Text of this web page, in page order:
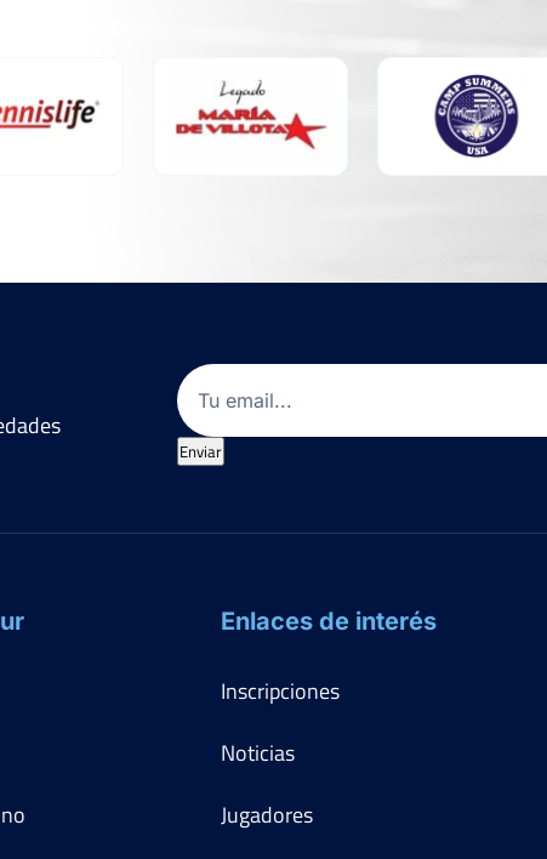
Email
Enviar
Enlaces de interés
Inscripciones
Noticias
Jugadores